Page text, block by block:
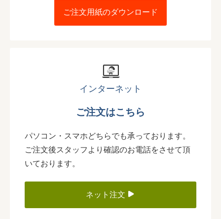
ご注文用紙のダウンロード
インターネット
ご注文はこちら
パソコン・スマホどちらでも承っております。
ご注文後スタッフより確認のお電話をさせて頂
いております。
ネット注文